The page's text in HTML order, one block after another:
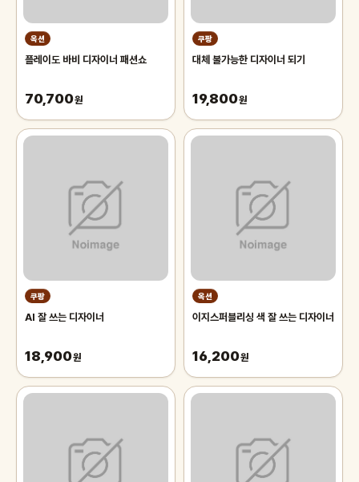
옥션
플레이도 바비 디자이너 패션쇼
70,700원
쿠팡
대체 불가능한 디자이너 되기
19,800원
쿠팡
AI 잘 쓰는 디자이너
18,900원
옥션
이지스퍼블리싱 색 잘 쓰는 디자이너
16,200원